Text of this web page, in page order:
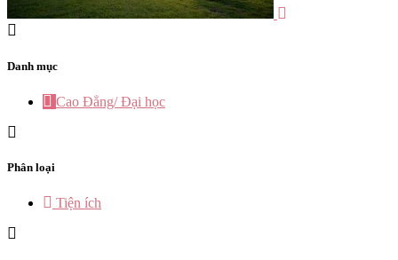
Danh mục
Cao Đẳng/ Đại học
Phân loại
Tiện ích